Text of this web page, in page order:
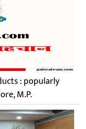
: popularly
M.P.